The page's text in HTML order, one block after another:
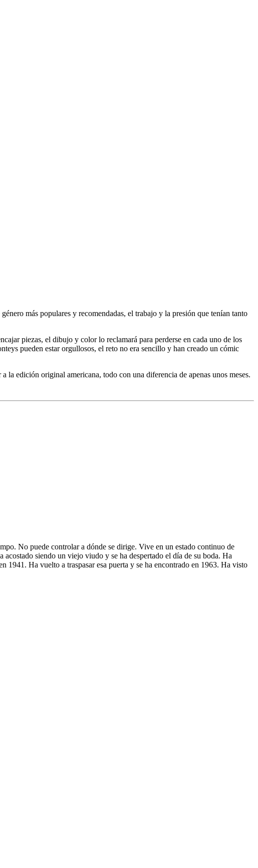
más populares y recomendadas, el trabajo y la presión que tenían tanto
piezas, el dibujo y color lo reclamará para perderse en cada uno de los
pueden estar orgullosos, el reto no era sencillo y han creado un cómic
edición original americana, todo con una diferencia de apenas unos meses.
No puede controlar a dónde se dirige. Vive en un estado continuo de
siendo un viejo viudo y se ha despertado el día de su boda. Ha
Ha vuelto a traspasar esa puerta y se ha encontrado en 1963. Ha visto